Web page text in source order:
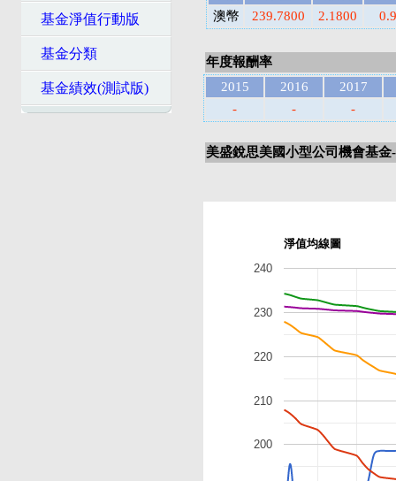
基金淨值行動版
基金分類
基金績效(測試版)
澳幣
239.7800 2.1800
年度報酬率
2015
2016
2017
-
- -
美盛銳思美國小型公司機會基
淨值均線圖
200
210
220
230
240